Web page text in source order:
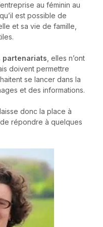
au féminin au
est possible de
et sa vie de famille,
partenariats , elles n’ont
doivent permettre
se lancer dans la
et des informations.
donc la place à
répondre à quelques